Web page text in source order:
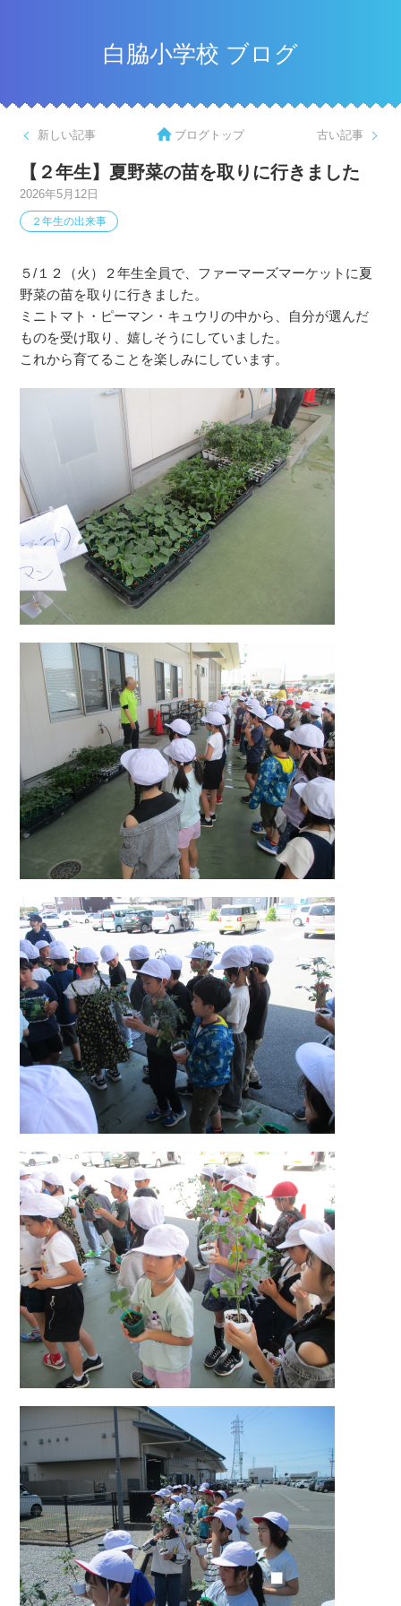
白脇小学校 ブログ
新しい記事 古い記事
ブログトップ
【２年生】夏野菜の苗を取りに行きました
2026年5月12日
２年生の出来事
５/１２（火）２年生全員で、ファーマーズマーケットに夏
野菜の苗を取りに行きました。
ミニトマト・ピーマン・キュウリの中から、自分が選んだ
ものを受け取り、嬉しそうにしていました。
これから育てることを楽しみにしています。